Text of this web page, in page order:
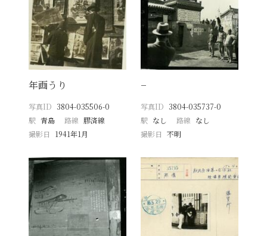
年画うり
写真ID 3804-035506-0
駅 青島 路線 膠済線
撮影日
1941年1月
−
写真ID 3804-035737-0
駅 なし 路線 なし
撮影日 不明